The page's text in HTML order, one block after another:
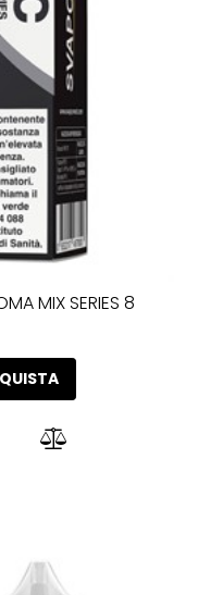
MIX SERIES 8